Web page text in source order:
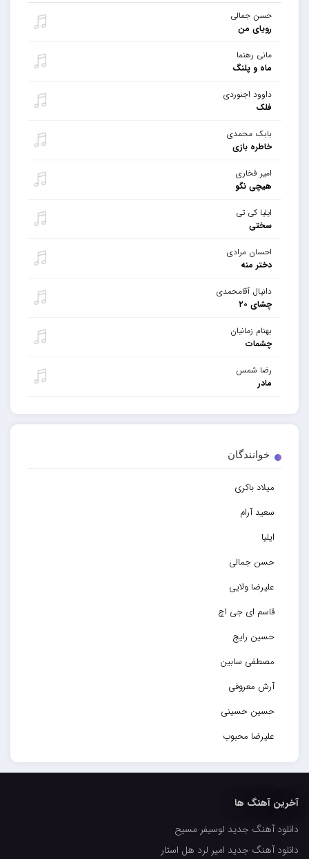
حسن جمالی
رویای من
مانی رهنما
ماه و پلنگ
داوود اجنوردی
فلک
بابک محمدی
خاطره بازی
امیر فخاری
هیچی نگو
ایلیا کی تی
سختی
احسان مرادی
دختر منه
دانیال آقامحمدی
چشای ۲۰
بهنام زمانیان
چشمات
رضا شمس
مادر
خوانندگان
میلاد باکری
سعید آرام
ایلیا
حسن جمالی
علیرضا ولایی
قاسم ای جی اچ
حسین رایج
مصطفی سابین
آرش معروفی
حسین حسینی
علیرضا محبوب
حسین حصارکی
کاپیتان
مجید رضوی
آخرین آهنگ ها
دانلود آهنگ جدید لوسیفر مسیح
دانلود آهنگ جدید امیر لرد هل استار